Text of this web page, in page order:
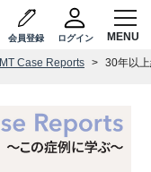
会員登録 ログイン
MT Case Reports 30年以